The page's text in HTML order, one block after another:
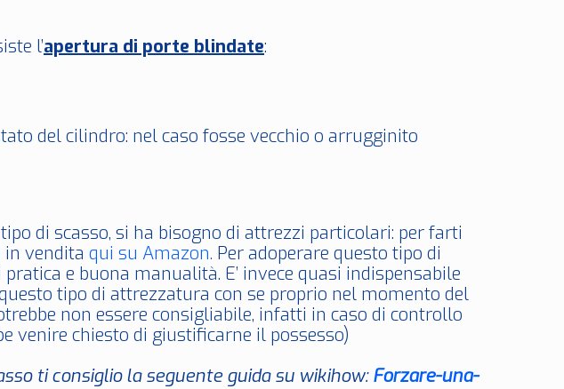
l’apertura di porte blindate:
del cilindro: nel caso fosse vecchio o arrugginito
di scasso, si ha bisogno di attrezzi particolari: per farti
in vendita qui su Amazon. Per adoperare questo tipo di
e buona manualità. E’ invece quasi indispensabile
tipo di attrezzatura con se proprio nel momento del
non essere consigliabile, infatti in caso di controllo
venire chiesto di giustificarne il possesso)
ti consiglio la seguente guida su wikihow:Forzare-una-